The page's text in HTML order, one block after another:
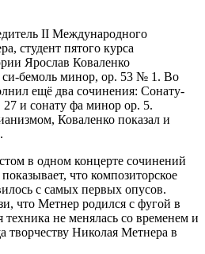
II Международного
студент пятого курса
Ярослав Коваленко
си-бемоль минор, ор. 53 № 1. Во
ещё два сочинения: Сонату-
и сонату фа минор ор. 5.
Коваленко показал и
в одном концерте сочинений
что композиторское
с самых первых опусов.
что Метнер родился с фугой в
техника не менялась со временем и
творчеству Николая Метнера в